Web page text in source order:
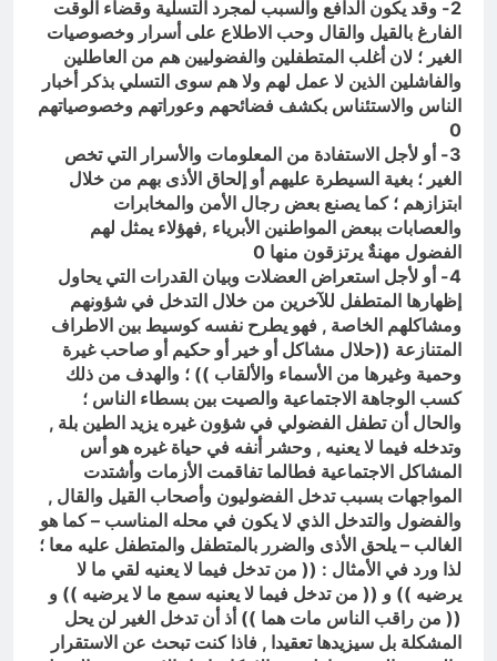
2- وقد يكون الدافع والسبب لمجرد التسلية وقضاء الوقت
الفارغ بالقيل والقال وحب الاطلاع على أسرار وخصوصيات
الغير ؛ لان أغلب المتطفلين والفضوليين هم من العاطلين
والفاشلين الذين لا عمل لهم ولا هم سوى التسلي بذكر أخبار
الناس والاستئناس بكشف فضائحهم وعوراتهم وخصوصياتهم
0
3- أو لأجل الاستفادة من المعلومات والأسرار التي تخص
الغير ؛ بغية السيطرة عليهم أو إلحاق الأذى بهم من خلال
ابتزازهم ؛ كما يصنع بعض رجال الأمن والمخابرات
والعصابات ببعض المواطنين الأبرياء ,فهؤلاء يمثل لهم
الفضول مهنةٌ يرتزقون منها 0
4- أو لأجل استعراض العضلات وبيان القدرات التي يحاول
إظهارها المتطفل للآخرين من خلال التدخل في شؤونهم
ومشاكلهم الخاصة , فهو يطرح نفسه كوسيط بين الاطراف
المتنازعة ((حلال مشاكل أو خير أو حكيم أو صاحب غيرة
وحمية وغيرها من الأسماء والألقاب )) ؛ والهدف من ذلك
كسب الوجاهة الاجتماعية والصيت بين بسطاء الناس ؛
والحال أن تطفل الفضولي في شؤون غيره يزيد الطين بلة ,
وتدخله فيما لا يعنيه , وحشر أنفه في حياة غيره هو أس
المشاكل الاجتماعية فطالما تفاقمت الأزمات وأشتدت
المواجهات بسبب تدخل الفضوليون وأصحاب القيل والقال ,
والفضول والتدخل الذي لا يكون في محله المناسب – كما هو
الغالب – يلحق الأذى والضرر بالمتطفل والمتطفل عليه معا ؛
لذا ورد في الأمثال : (( من تدخل فيما لا يعنيه لقي ما لا
يرضيه )) و (( من تدخل فيما لا يعنيه سمع ما لا يرضيه )) و
(( من راقب الناس مات هما )) أذ أن تدخل الغير لن يحل
المشكلة بل سيزيدها تعقيدا , فاذا كنت تبحث عن الاستقرار